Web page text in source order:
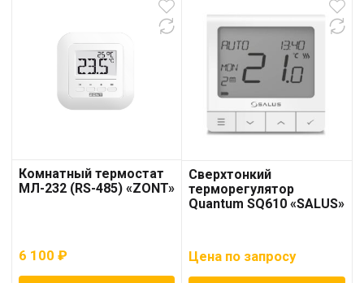
Комнатный термостат
МЛ-232 (RS-485) «ZONT»
6 100 ₽
Сверхтонкий
терморегулятор
Quantum SQ610 «SALUS»
Цена по запросу